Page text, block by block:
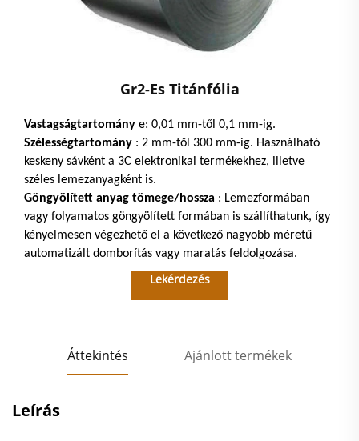
Gr2-Es Titánfólia
Vastagságtartomány e: 0,01 mm-től 0,1 mm-ig.
Szélességtartomány : 2 mm-től 300 mm-ig. Használható
keskeny sávként a 3C elektronikai termékekhez, illetve
széles lemezanyagként is.
Göngyölített anyag tömege/hossza : Lemezformában
vagy folyamatos göngyölített formában is szállíthatunk, így
kényelmesen végezhető el a következő nagyobb méretű
automatizált domborítás vagy maratás feldolgozása.
Lekérdezés
Áttekintés Ajánlott termékek
Leírás